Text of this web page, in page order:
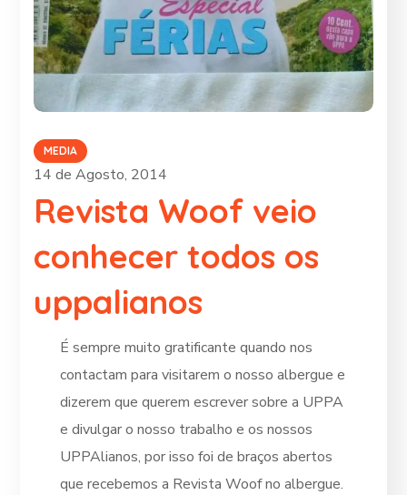
MEDIA
14 de Agosto, 2014
Revista Woof veio
conhecer todos os
uppalianos
É sempre muito gratificante quando nos
contactam para visitarem o nosso albergue e
dizerem que querem escrever sobre a UPPA
e divulgar o nosso trabalho e os nossos
UPPAlianos, por isso foi de braços abertos
que recebemos a Revista Woof no albergue.